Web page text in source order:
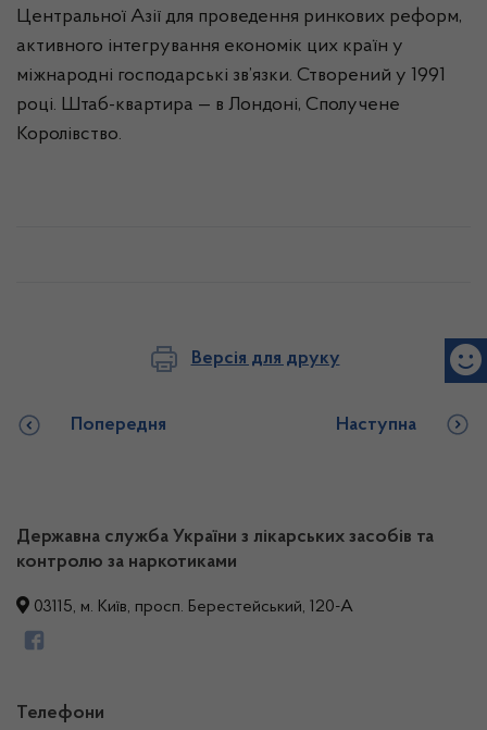
Центральної Азії для проведення ринкових реформ,
активного інтегрування економік цих країн у
міжнародні господарські зв’язки. Створений у 1991
році. Штаб-квартира — в Лондоні, Сполучене
Королівство.
Версія для друку
Попередня Наступна
Державна служба України з лікарських засобів та
контролю за наркотиками
03115, м. Київ, просп. Берестейський, 120-А
Телефони